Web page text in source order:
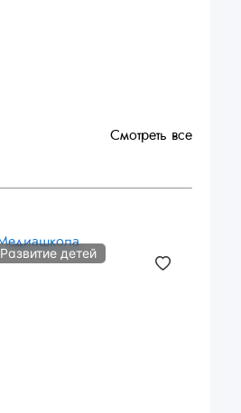
Смотреть все
Развитие детей